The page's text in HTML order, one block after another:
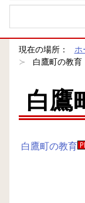
現在の場所： ホ
白鷹町の教育
白鷹
白鷹町の教育